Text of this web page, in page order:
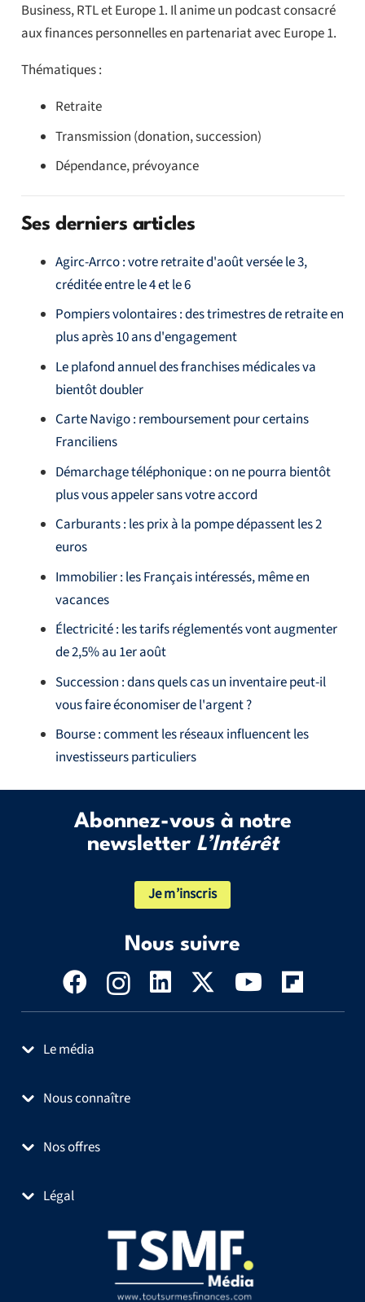
Business, RTL et Europe 1. Il anime un podcast consacré
aux finances personnellesen partenariat avec Europe 1.
Thématiques :
Retraite
Transmission (donation, succession)
Dépendance, prévoyance
Ses derniers articles
Agirc-Arrco : votre retraite d'août versée le 3,
créditée entre le 4 et le 6
Pompiers volontaires : des trimestres de retraite en
plus après 10 ans d'engagement
Le plafond annuel des franchises médicales va
bientôt doubler
Carte Navigo : remboursement pour certains
Franciliens
Démarchage téléphonique : on ne pourra bientôt
plus vous appeler sans votre accord
Carburants : les prix à la pompe dépassent les 2
euros
Immobilier : les Français intéressés, même en
vacances
Électricité : les tarifs réglementés vont augmenter
de 2,5% au 1er août
Succession : dans quels cas un inventaire peut-il
vous faire économiser de l'argent ?
Bourse : comment les réseaux influencent les
investisseurs particuliers
Abonnez-vous à notre
newsletter L’Intérêt
Je m’inscris
Nous suivre
Le média
Nous connaître
Nos offres
Légal